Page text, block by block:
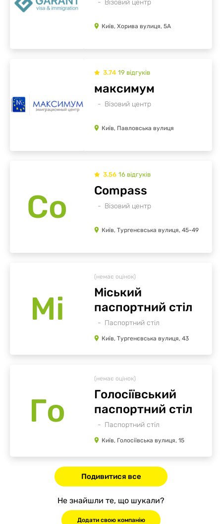
Візовий центр
Київ, Хорива вулиця, 5А
3.74 19 відгуків
Візовий центр
максимум
Київ, Павловська вулиця
Co
3.56 16 відгуків
Візовий центр
Compass
Київ, Тургенєвська вулиця, 45-49
Мі
(немає оцінок)
Паспортний стіл
Міський
паспортний стіл
Київ, Тургенєвська вулиця, 43
Го
(немає оцінок)
Паспортний стіл
Голосіївський
паспортний стіл
Київ, Голосіївська вулиця, 15
Подивитися все
Не знайшли те, що шукали?
Додати свою компанію